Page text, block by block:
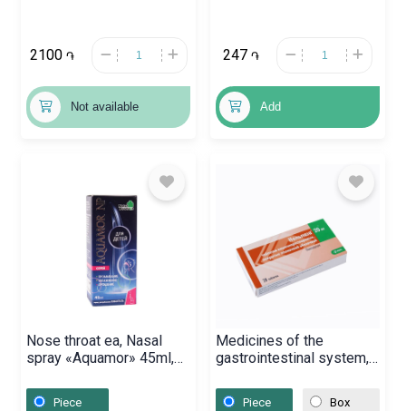
2100 ֏
Not available
247 ֏
Add
Nose throat ea, Nasal
spray «Aquamor» 45ml,
Piece
Medicines of the
gastrointestinal system,
Ռուսաստան
Piece Box